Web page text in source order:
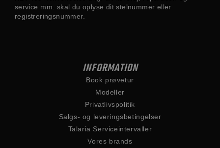
service mm. skal du oplyse dit stelnummer eller
registreringsnummer.
INFORMATION
Book prøvetur
Modeller
Privatlivspolitik
Salgs- og leveringsbetingelser
Talaria Serviceintervaller
Vores brands